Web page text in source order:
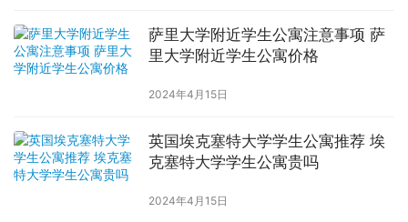
萨里大学附近学生公寓注意事项 萨
里大学附近学生公寓价格
2024年4月15日
英国埃克塞特大学学生公寓推荐 埃
克塞特大学学生公寓贵吗
2024年4月15日